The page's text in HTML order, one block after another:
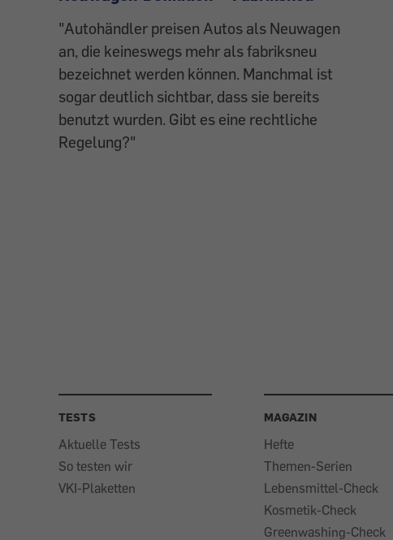
"Autohändler preisen Autos als Neuwagen
an, die keineswegs mehr als fabriksneu
bezeichnet werden können. Manchmal ist
sogar deutlich sichtbar, dass sie bereits
benutzt wurden. Gibt es eine rechtliche
Regelung?"
TESTS
Aktuelle Tests
So testen wir
VKI-Plaketten
MAGAZIN
Hefte
Themen-Serien
Lebensmittel-Check
Kosmetik-Check
Greenwashing-Check